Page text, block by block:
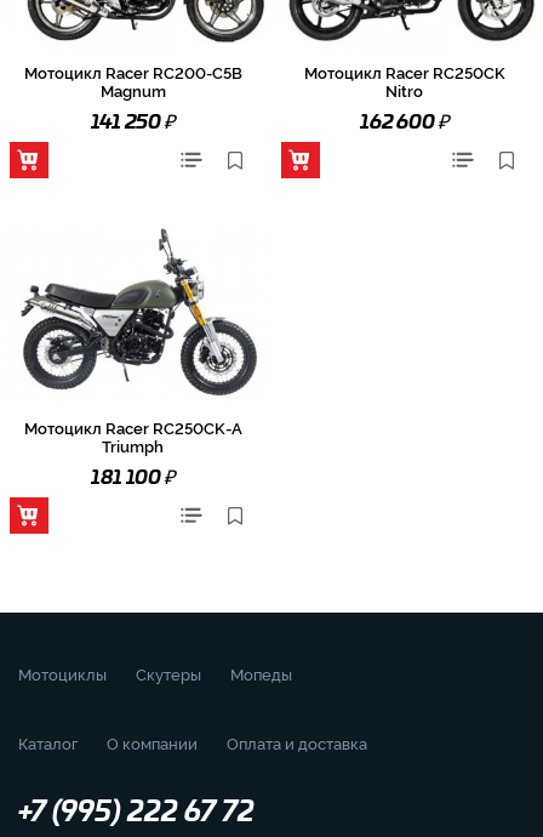
Мотоцикл Racer RC200-C5B
Magnum
141 250₽
Мотоцикл Racer RC250CK
Nitro
162 600₽
Мотоцикл Racer RC250CK-A
Triumph
181 100₽
Мотоциклы Скутеры Мопеды
Каталог О компании Оплата и доставка
+7 (995) 222 67 72